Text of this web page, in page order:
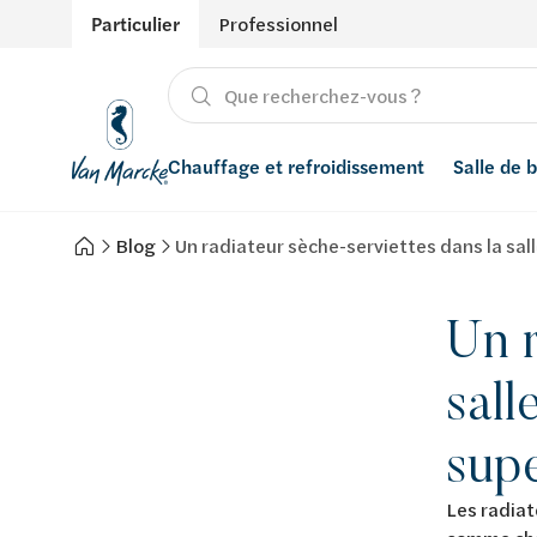
Particulier Professionnel
Chauffage et refroidissement
Chauffage
Salle de
Produits
Énergies renouvelables
Adoucisseurs d’eau
Blog Un radiateur sèche-serviettes dans la
Un
Les